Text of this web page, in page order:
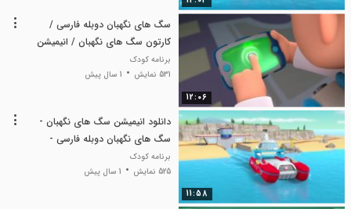
12:06
سگ های نگهبان دوبله فارسی /
کارتون سگ های نگهبان / انیمیشن
سگ های نگهبان
برنامه کودک
531 نمایش
1 سال پیش
11:58
دانلود انیمیشن سگ های نگهبان -
سگ های نگهبان دوبله فارسی -
کارتون سگ های نگهبان
برنامه کودک
525 نمایش
1 سال پیش